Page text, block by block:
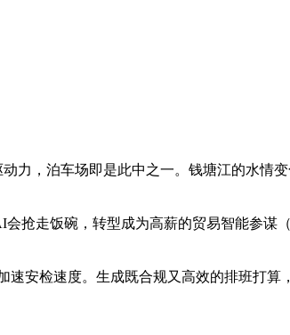
力，泊车场即是此中之一。钱塘江的水情
抢走饭碗，转型成为高薪的贸易智能参谋
安检速度。生成既合规又高效的排班打算